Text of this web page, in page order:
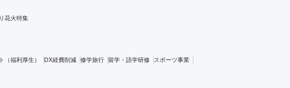
花火特集
（福利厚生） DX経費削減 修学旅行 留学・語学研修
スポーツ事業